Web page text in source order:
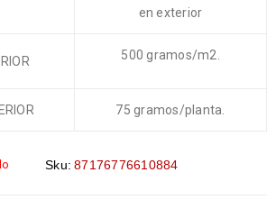
en exterior
500 gramos/m2.
75 gramos/planta.
Sku: 87176776610884